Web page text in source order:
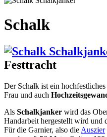
Schalk
Festtracht
Der Schalk ist ein
Frau und auch
Als Schalkjanker wird das
Handarbeit hergestellt wird und
Für die Garnier, also die Auszier